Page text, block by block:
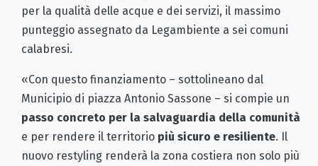
per la qualità delle acque e dei servizi, il massimo
punteggio assegnato da Legambiente a sei comuni
calabresi.
«Con questo finanziamento – sottolineano dal
Municipio di piazza Antonio Sassone – si compie un
passo concreto per la salvaguardia della comunità
e per rendere il territorio più sicuro e resiliente. Il
nuovo restyling renderà la zona costiera non solo più